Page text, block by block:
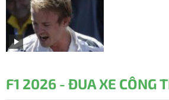
F1 2026 - ĐUA XE CÔNG